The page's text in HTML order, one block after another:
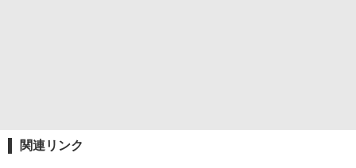
関連リンク